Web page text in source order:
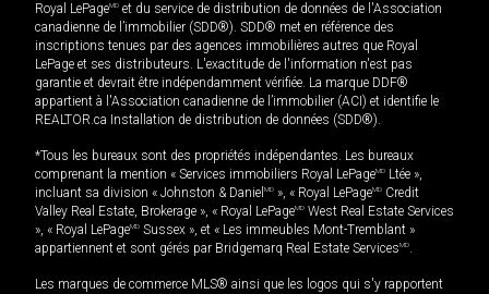
Royal LePageMD et du service de distribution de données de l'Association
canadienne de l’immobilier (SDD®). SDD® met en référence des
inscriptions tenues par des agences immobilières autres que Royal
LePage et ses distributeurs. L'exactitude de l'information n'est pas
garantie et devrait être indépendamment vérifiée. La marque DDF®
appartient à l'Association canadienne de l’immobilier (ACI) et identifie le
REALTOR.ca Installation de distribution de données (SDD®).
*Tous les bureaux sont des propriétés indépendantes. Les bureaux
comprenant la mention « Services immobiliers Royal LePageMD Ltée »,
incluant sa division « Johnston & Daniel MD », « Royal LePageMD Credit
Valley Real Estate, Brokerage », « Royal LePageMD West Real Estate Services
», « Royal LePageMD Sussex », et « Les immeubles Mont-Tremblant »
appartiennent et sont gérés par Bridgemarq Real Estate ServicesMD.
Les marques de commerce MLS® ainsi que les logos qui s'y rapportent